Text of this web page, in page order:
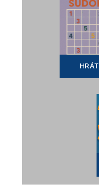
HRÁT